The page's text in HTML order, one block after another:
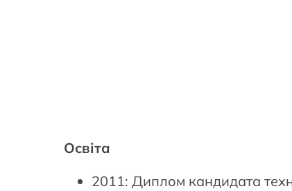
Освіта
2011: Диплом кандидата